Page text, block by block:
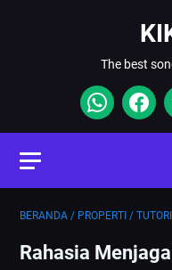
The best
BERANDA / PROPERTI /
Rahasia